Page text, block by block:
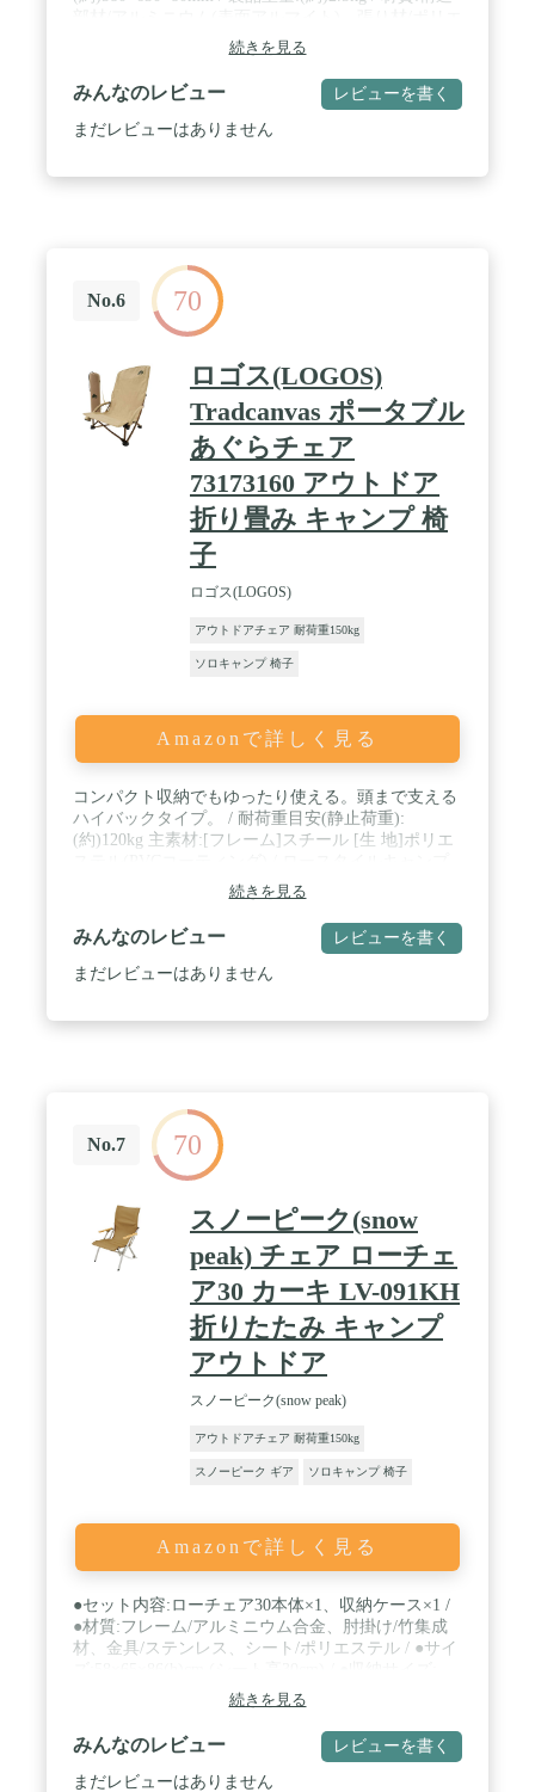
ステル、クッション材/ウレタンフォーム、ひじ掛け
部/天然木 / 座面の高さ:(約)185mm / 耐荷重:(約)80kg
/ 商業施設での使用やレンタル業などで使用しない
でください。不特定多数の方が使用される為、責任
を負いかねますのでご了承ください / レンタル等に
続きを見る
みんなのレビュー レビューを書く
まだレビューはありません
No.6 70
ロゴス(LOGOS)
Tradcanvas ポータブル
あぐらチェア
73173160 アウトドア
折り畳み キャンプ 椅
子
ロゴス(LOGOS)
アウトドアチェア 耐荷重150kg
ソロキャンプ 椅子
Amazonで詳しく見る
コンパクト収納でもゆったり使える。頭まで支える
ハイバックタイプ。 / 耐荷重目安(静止荷重):
(約)120kg 主素材:[フレーム]スチール [生 地]ポリエ
に最適。収納バッグ付き。 / 総重量:(約)3.4kg / サイ
ズ:(約)幅60×奥行74×高さ91cm(座高20cm) 収納サイ
ズ:(約)幅76×奥行20×高さ14cm / 今までより大きいサ
イズなのに収納サイズは従来品よりもコンパクト。
続きを見る
みんなのレビュー レビューを書く
まだレビューはありません
No.7 70
スノーピーク(snow
peak) チェア ローチェ
ア30 カーキ LV-091KH
折りたたみ キャンプ
アウトドア
スノーピーク(snow peak)
アウトドアチェア 耐荷重150kg
スノーピーク ギア ソロキャンプ 椅子
Amazonで詳しく見る
●セット内容:ローチェア30本体×1、収納ケース×1 /
●材質:フレーム/アルミニウム合金、肘掛け/竹集成
材、金具/ステンレス、シート/ポリエステル / ●サイ
160×180×1010(h)mm / ●重量:3.6kg
続きを見る
みんなのレビュー レビューを書く
まだレビューはありません